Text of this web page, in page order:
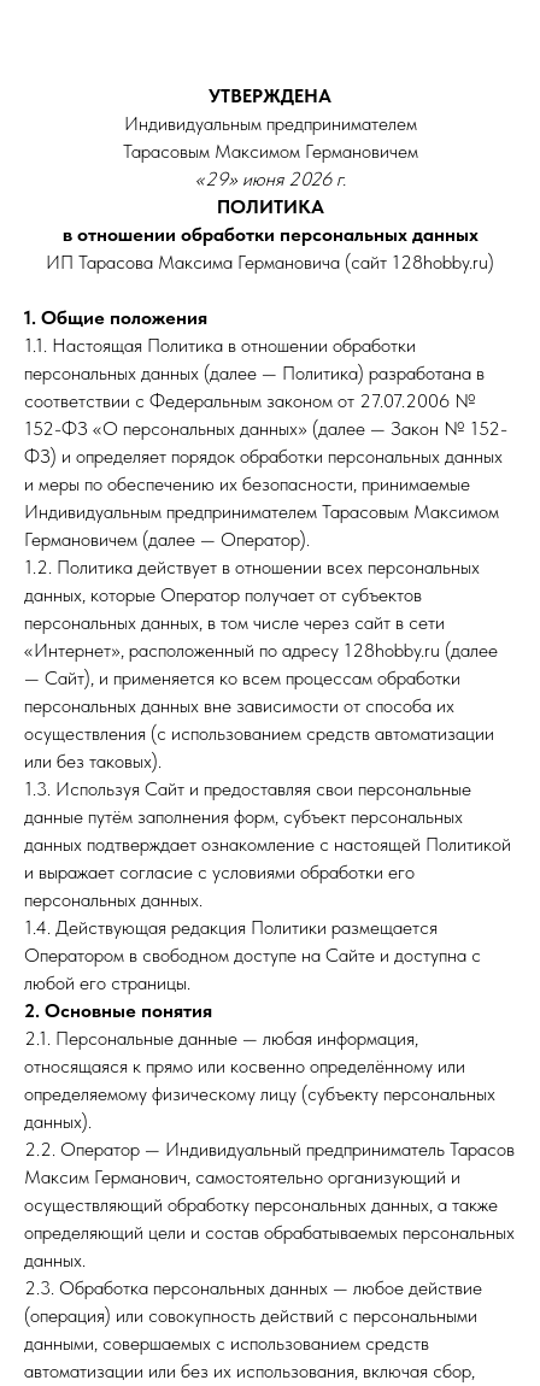
УТВЕРЖДЕНА
Индивидуальным предпринимателем
Тарасовым Максимом Германовичем
«29» июня 2026 г.
ПОЛИТИКА
в отношении обработки персональных данных
ИП Тарасова Максима Германовича (сайт 128hobby.ru)
1. Общие положения
1.1. Настоящая Политика в отношении обработки
персональных данных (далее — Политика) разработана в
соответствии с Федеральным законом от 27.07.2006 №
152-ФЗ «О персональных данных» (далее — Закон № 152-
ФЗ) и определяет порядок обработки персональных данных
и меры по обеспечению их безопасности, принимаемые
Индивидуальным предпринимателем Тарасовым Максимом
Германовичем (далее — Оператор).
1.2. Политика действует в отношении всех персональных
данных, которые Оператор получает от субъектов
персональных данных, в том числе через сайт в сети
«Интернет», расположенный по адресу 128hobby.ru (далее
— Сайт), и применяется ко всем процессам обработки
персональных данных вне зависимости от способа их
осуществления (с использованием средств автоматизации
или без таковых).
1.3. Используя Сайт и предоставляя свои персональные
данные путём заполнения форм, субъект персональных
данных подтверждает ознакомление с настоящей Политикой
и выражает согласие с условиями обработки его
персональных данных.
1.4. Действующая редакция Политики размещается
Оператором в свободном доступе на Сайте и доступна с
любой его страницы.
2. Основные понятия
2.1. Персональные данные — любая информация,
относящаяся к прямо или косвенно определённому или
определяемому физическому лицу (субъекту персональных
данных).
2.2. Оператор — Индивидуальный предприниматель Тарасов
Максим Германович, самостоятельно организующий и
осуществляющий обработку персональных данных, а также
определяющий цели и состав обрабатываемых персональных
данных.
2.3. Обработка персональных данных — любое действие
(операция) или совокупность действий с персональными
данными, совершаемых с использованием средств
автоматизации или без их использования, включая сбор,